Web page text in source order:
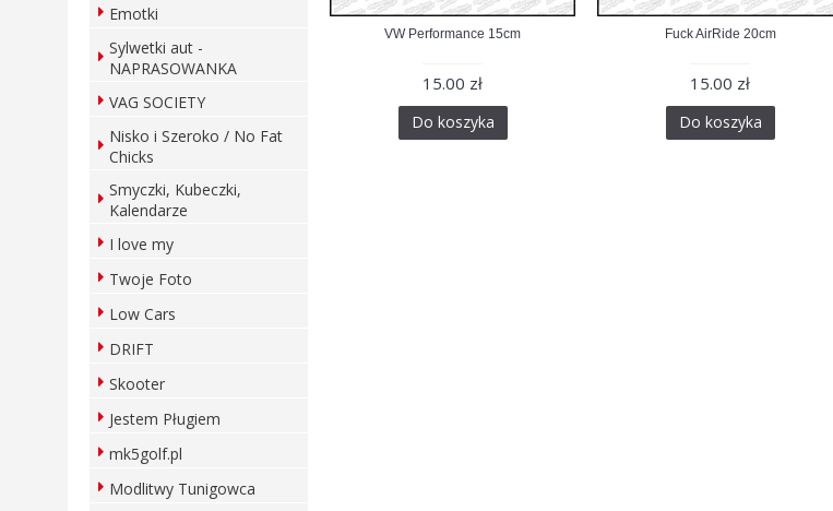
Emotki
Sylwetki aut -
NAPRASOWANKA
VAG SOCIETY
Nisko i Szeroko / No Fat
Chicks
Smyczki, Kubeczki,
Kalendarze
I love my
Twoje Foto
Low Cars
DRIFT
Skooter
Jestem Pługiem
mk5golf.pl
Modlitwy Tunigowca
VW Performance 15cm
15.00 zł
Do koszyka
Fuck AirRide 20cm
15.00 zł
Do koszyka